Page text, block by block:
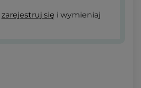
zarejestruj się i wymieniaj